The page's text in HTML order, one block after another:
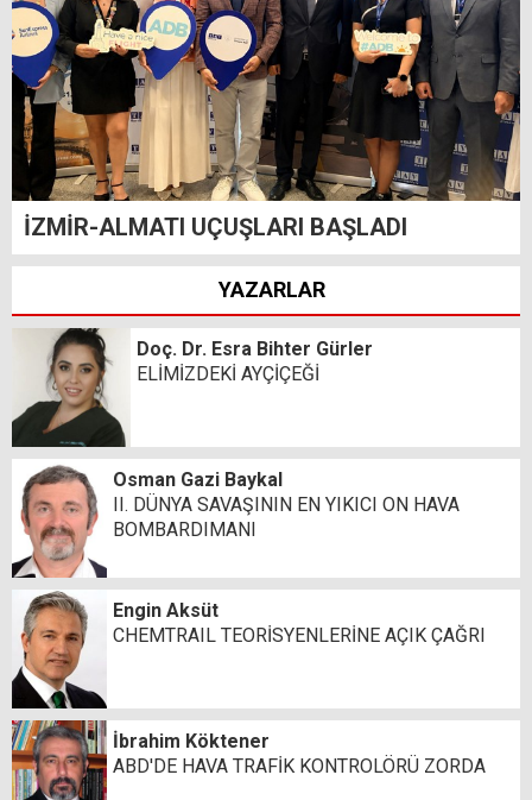
İZMİR-ALMATI UÇUŞLARI BAŞLADI
YAZARLAR
Doç. Dr. Esra Bihter Gürler
ELİMİZDEKİ AYÇİÇEĞİ
Osman Gazi Baykal
II. DÜNYA SAVAŞININ EN YIKICI ON HAVA
BOMBARDIMANI
Engin Aksüt
CHEMTRAIL TEORİSYENLERİNE AÇIK ÇAĞRI
İbrahim Köktener
ABD'DE HAVA TRAFİK KONTROLÖRÜ ZORDA